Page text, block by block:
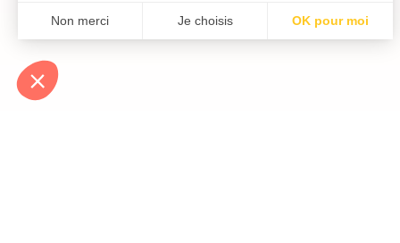
Non merci Je choisis
OK pour moi
Notre plateforme vous permet d'adapter et de gérer vos